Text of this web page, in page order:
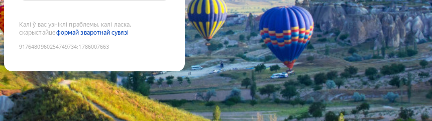
Калі ў вас узніклі праблемы, калі ласка,
скарыстайцеформай зваротнай сувязі
9176480960254749734:1786007663